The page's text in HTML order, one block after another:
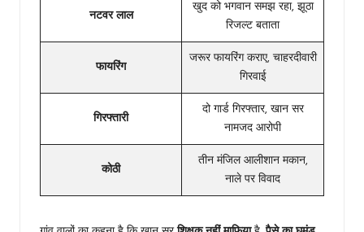
नटवर लाल
खुद को भगवान समझ रहा, झूठा
रिजल्ट बताता
फायरिंग
जरूर फायरिंग कराए, चाहरदीवारी
गिरवाई
गिरफ्तारी
दो गार्ड गिरफ्तार, खान सर
नामजद आरोपी
कोठी
तीन मंजिल आलीशान मकान,
नाले पर विवाद